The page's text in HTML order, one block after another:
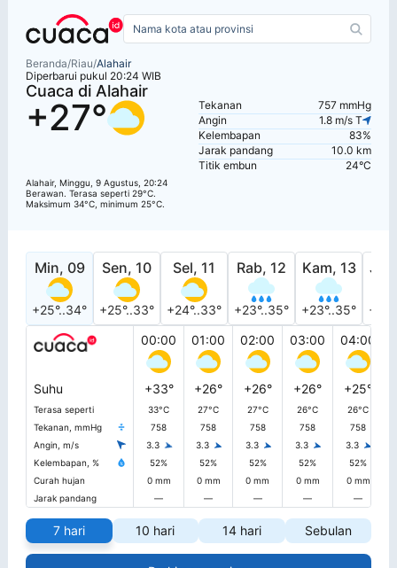
Beranda/Riau/Alahair
Diperbarui pukul 20:24 WIB
Cuaca di Alahair
+27°
Alahair, Minggu, 9 Agustus, 20:24
Berawan. Terasa seperti 29°C.
Maksimum 34°C, minimum 25°C.
Tekanan
757 mmHg
Angin
1.8 m/s T
Kelembapan
83%
Jarak pandang
10.0 km
Titik embun
24°C
Min, 09
+25°..34°
Sen, 10
+25°..33°
Sel, 11
+24°..33°
Rab, 12
+23°..35°
Kam, 13
+23°..35°
00:00
01:00 02:00 03:00 04:00
Suhu +33° +26° +26° +26° +25°
Terasa seperti 33°C 27°C 27°C 26°C
26°C
Tekanan, mmHg
758 758 758 758
758
Angin, m/s
3.3 3.3 3.3 3.3 3.3
Kelembapan, %
52% 52% 52% 52%
52%
Curah hujan
0 mm 0 mm 0 mm 0 mm 0 mm
Jarak pandang
— — — — —
7 hari 10 hari 14 hari Sebulan